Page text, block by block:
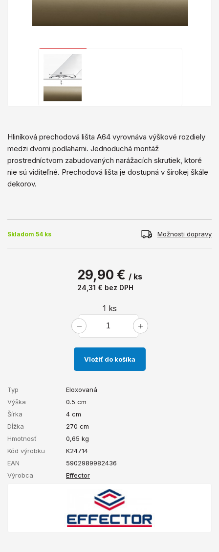
Hliníková prechodová lišta A64 vyrovnáva výškové rozdiely
medzi dvomi podlahami. Jednoduchá montáž
prostredníctvom zabudovaných narážacích skrutiek, ktoré
nie sú viditeľné. Prechodová lišta je dostupná v širokej škále
dekorov.
Skladom 54 ks Možnosti dopravy
29,90 € / ks
24,31 € bez DPH
1 ks
Vložiť do košíka
Typ
Eloxovaná
Výška
0.5 cm
Šírka
4 cm
Dĺžka
270 cm
Hmotnosť
0,65 kg
Kód výrobku
K24714
EAN
5902989982436
Výrobca
Effector